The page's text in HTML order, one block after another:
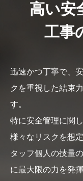
高い安
工事
迅速かつ丁寧で、
クを重視した結束
す。
特に安全管理に関
様々なリスクを想
タッフ個人の技量
に最大限の力を発